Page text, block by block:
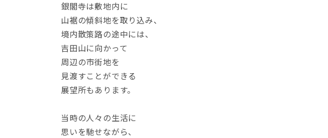
銀閣寺は敷地内に
山裾の傾斜地を取り込み、
境内散策路の途中には、
吉田山に向かって
周辺の市街地を
見渡すことができる
展望所もあります。
当時の人々の生活に
思いを馳せながら、